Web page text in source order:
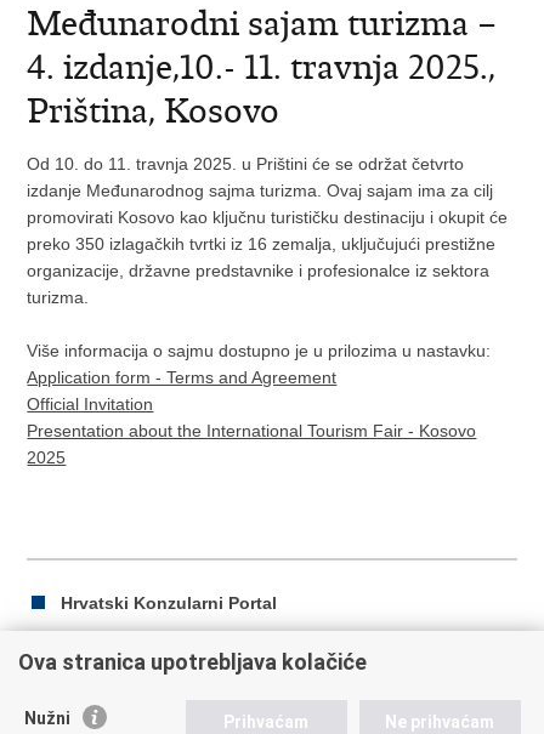
Međunarodni sajam turizma –
4. izdanje,10.- 11. travnja 2025.,
Priština, Kosovo
Od 10. do 11. travnja 2025. ​u Prištini će se održat četvrto
izdanje Međunarodnog sajma turizma. Ovaj sajam ima za cilj
promovirati Kosovo kao ključnu turističku destinaciju i okupit će
preko 350 izlagačkih tvrtki iz 16 zemalja, uključujući prestižne
organizacije, državne predstavnike i profesionalce iz sektora
turizma.
Više informacija o sajmu dostupno je u prilozima u nastavku:
Application form - Terms and Agreement
Official Invitation
Presentation about the International Tourism Fair - Kosovo
2025
Hrvatski Konzularni Portal
Ispiši
Podijeli
Ova stranica upotrebljava kolačiće
Nužni Prihvaćam Ne prihvaćam